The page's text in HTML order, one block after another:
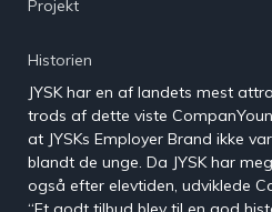
Strategi &
Opnå
succes via strategi og
digitalisering
på YouTube
Email Marketing System
Øg konverteringen med E-
mail Marketing
Brancheorganisationer
Projekt
Historien
JYSK har en af landets mest
trods af dette viste
at JYSKs Employer Brand ikke
blandt de unge. Da JYSK har
også efter elevtiden, udviklede